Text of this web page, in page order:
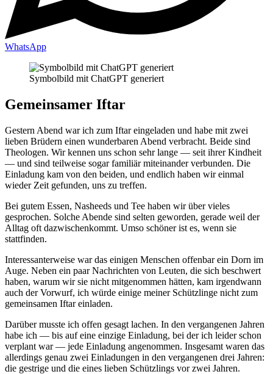
WhatsApp
Symbolbild mit ChatGPT generiert
Gemeinsamer Iftar
Gestern Abend war ich zum Iftar eingeladen und habe mit zwei
lieben Brüdern einen wunderbaren Abend verbracht. Beide sind
Theologen. Wir kennen uns schon sehr lange — seit ihrer Kindheit
— und sind teilweise sogar familiär miteinander verbunden. Die
Einladung kam von den beiden, und endlich haben wir einmal
wieder Zeit gefunden, uns zu treffen.
Bei gutem Essen, Nasheeds und Tee haben wir über vieles
gesprochen. Solche Abende sind selten geworden, gerade weil der
Alltag oft dazwischenkommt. Umso schöner ist es, wenn sie
stattfinden.
Interessanterweise war das einigen Menschen offenbar ein Dorn im
Auge. Neben ein paar Nachrichten von Leuten, die sich beschwert
haben, warum wir sie nicht mitgenommen hätten, kam irgendwann
auch der Vorwurf, ich würde einige meiner Schützlinge nicht zum
gemeinsamen Iftar einladen.
Darüber musste ich offen gesagt lachen. In den vergangenen Jahren
habe ich — bis auf eine einzige Einladung, bei der ich leider schon
verplant war — jede Einladung angenommen. Insgesamt waren das
allerdings genau zwei Einladungen in den vergangenen drei Jahren:
die gestrige und die eines lieben Schützlings vor zwei Jahren.